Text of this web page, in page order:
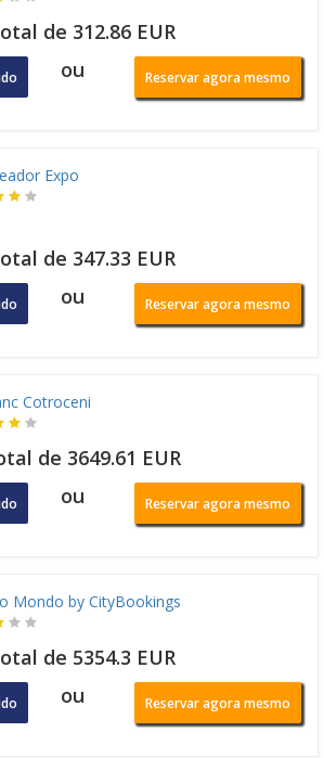
de 312.86 EUR
ou Reservar agora mesmo
Expo
de 347.33 EUR
ou Reservar agora mesmo
Cotroceni
de 3649.61 EUR
ou Reservar agora mesmo
Mondo by CityBookings
de 5354.3 EUR
ou Reservar agora mesmo